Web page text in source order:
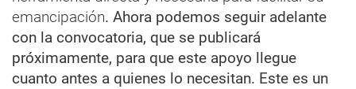
emancipación. Ahora podemos seguir adelante
con la convocatoria, que se publicará
próximamente, para que este apoyo llegue
cuanto antes a quienes lo necesitan. Este es un